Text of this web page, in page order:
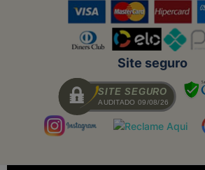
Site seguro
SITE SEGURO
AUDITADO 09/08/26